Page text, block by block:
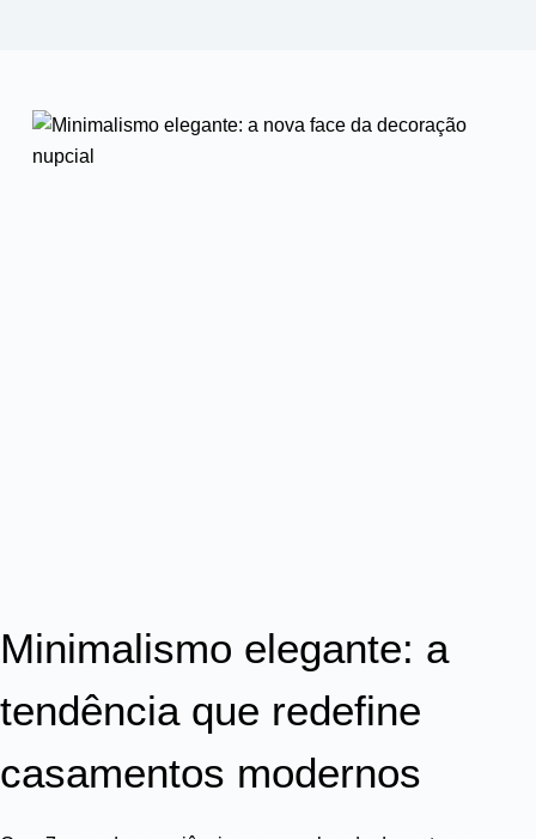
Minimalismo elegante: a
tendência que redefine
casamentos modernos